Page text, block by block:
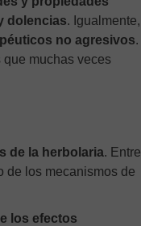
dolencias. Igualmente,
no agresivos.
muchas veces
de la herbolaria. Entre
de los mecanismos de
los efectos